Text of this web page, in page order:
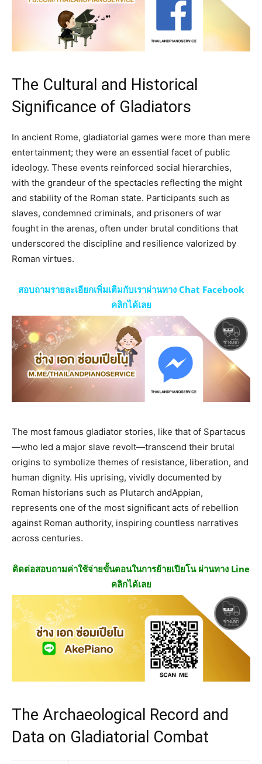
The Cultural and Historical
Significance of Gladiators
In ancient Rome, gladiatorial games were more than mere
entertainment; they were an essential facet of public
ideology. These events reinforced social hierarchies,
with the grandeur of the spectacles reflecting the might
and stability of the Roman state. Participants such as
slaves, condemned criminals, and prisoners of war
fought in the arenas, often under brutal conditions that
underscored the discipline and resilience valorized by
Roman virtues.
สอบถามรายละเอียกเพิ่มเติมกับเราผ่านทาง Chat Facebook
คลิกได้เลย
The most famous gladiator stories, like that of Spartacus
—who led a major slave revolt—transcend their brutal
origins to symbolize themes of resistance, liberation, and
human dignity. His uprising, vividly documented by
Roman historians such as Plutarch andAppian,
represents one of the most significant acts of rebellion
against Roman authority, inspiring countless narratives
across centuries.
ติดต่อสอบถามค่าใช้จ่ายขั้นตอนในการย้ายเปียโน ผ่านทาง Line
คลิกได้เลย
The Archaeological Record and
Data on Gladiatorial Combat